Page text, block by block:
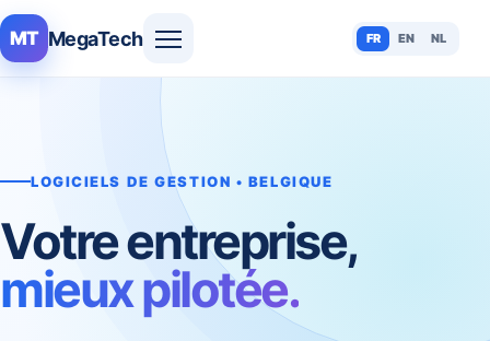
MT MegaTech FR EN NL
LOGICIELS DE GESTION • BELGIQUE
Votre entreprise,
mieux pilotée.